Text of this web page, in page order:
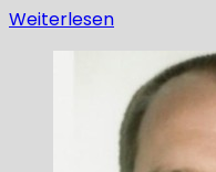
Weiterlesen